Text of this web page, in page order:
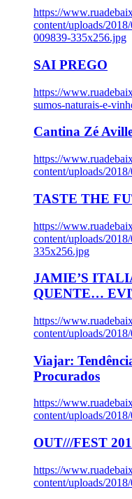
https://
content/uploads/
009839-335x256.jpg
SAI PREGO
https://
sumos-naturais-e-
Cantina Zé
https://
content/uploads/
TASTE THE
https://
content/uploads/
335x256.jpg
JAMIE’S
QUENTE…
https://
content/uploads/
Viajar:
Procurados
https://
content/uploads/
OUT///FEST
https://
content/uploads/